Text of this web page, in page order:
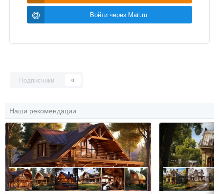
Войти через Mail.ru
Подписчики 0
Наши рекомендации